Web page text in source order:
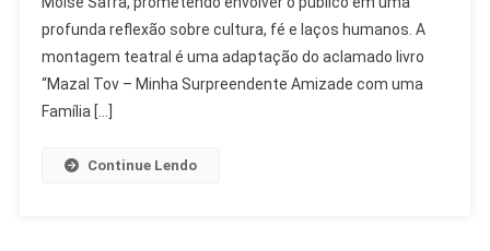
Estreia
No
Teatro
Moise
profunda reflexão sobre cultura, fé e laços humanos. A
montagem teatral é uma adaptação do aclamado livro
“Mazal Tov – Minha Surpreendente Amizade com uma
Família […]
Continue Lendo